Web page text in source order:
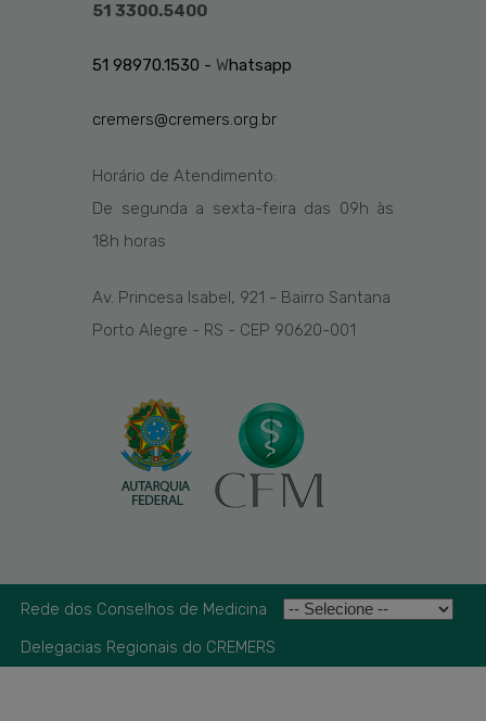
51 3300.5400
51 98970.1530 - Whatsapp
cremers@cremers.org.br
Horário de Atendimento:
De segunda a sexta-feira das 09h às
18h horas
Av. Princesa Isabel, 921 - Bairro Santana
Porto Alegre - RS - CEP 90620-001
Rede dos Conselhos de Medicina
Delegacias Regionais do CREMERS